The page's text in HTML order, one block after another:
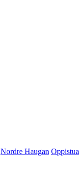
Nordre Haugan Oppistua